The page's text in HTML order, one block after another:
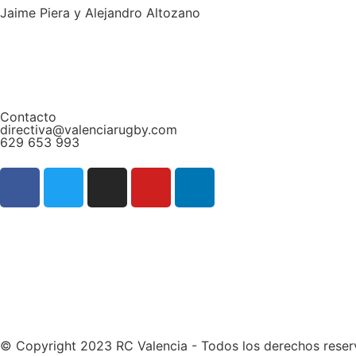
Jaime Piera y Alejandro Altozano
Contacto
directiva@valenciarugby.com
629 653 993
© Copyright 2023 RC Valencia - Todos los derechos